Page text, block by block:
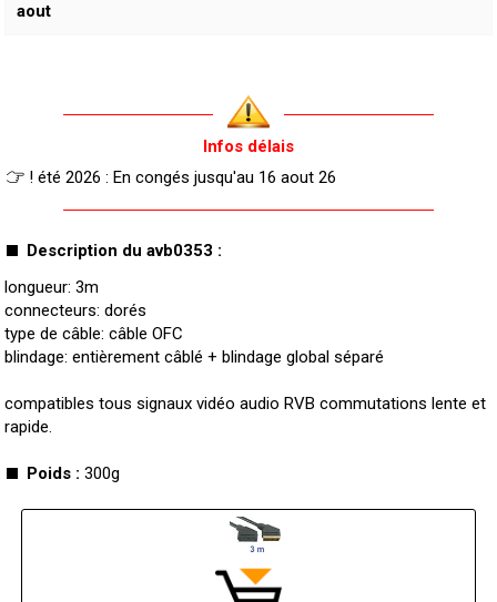
aout
Infos délais
! été 2026 : En congés jusqu'au 16 aout 26
Description du avb0353 :
longueur: 3m
connecteurs: dorés
type de câble: câble OFC
blindage: entièrement câblé + blindage global séparé
compatibles tous signaux vidéo audio RVB commutations lente et
rapide.
Poids : 300g